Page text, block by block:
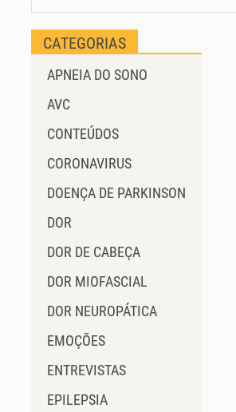
CATEGORIAS
APNEIA DO SONO
AVC
CONTEÚDOS
CORONAVIRUS
DOENÇA DE PARKINSON
DOR
DOR DE CABEÇA
DOR MIOFASCIAL
DOR NEUROPÁTICA
EMOÇÕES
ENTREVISTAS
EPILEPSIA